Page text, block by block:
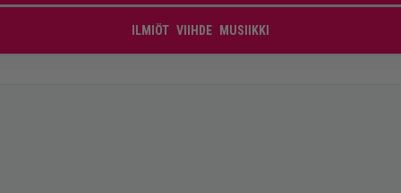
ILMIÖT VIIHDE MUSIIKKI